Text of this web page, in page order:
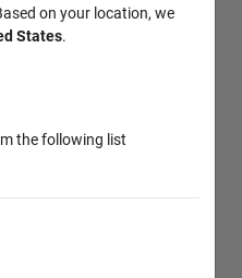
on your location, we
States.
the following list